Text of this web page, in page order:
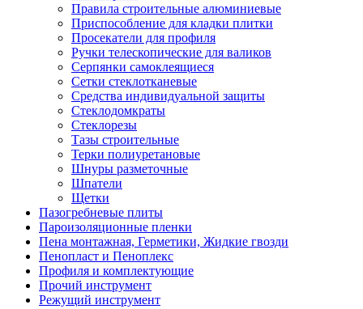
Правила строительные алюминиевые
Приспособление для кладки плитки
Просекатели для профиля
Ручки телескопические для валиков
Серпянки самоклеящиеся
Сетки стеклотканевые
Средства индивидуальной защиты
Стеклодомкраты
Стеклорезы
Тазы строительные
Терки полиуретановые
Шнуры разметочные
Шпатели
Щетки
Пазогребневые плиты
Пароизоляционные пленки
Пена монтажная, Герметики, Жидкие гвозди
Пенопласт и Пеноплекс
Профиля и комплектующие
Прочий инструмент
Режущий инструмент